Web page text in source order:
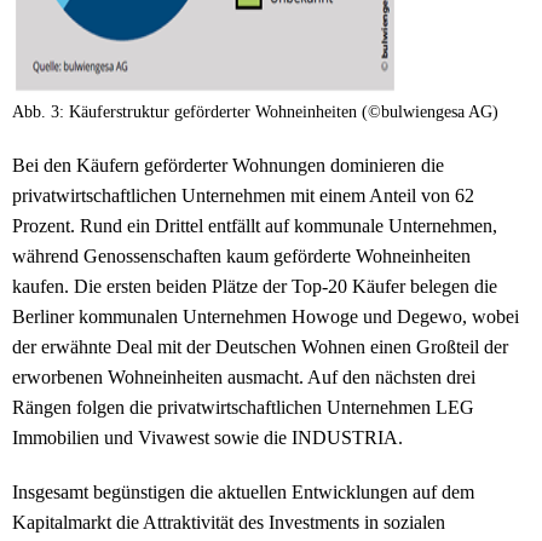
Abb. 3: Käuferstruktur geförderter Wohneinheiten (©bulwiengesa AG)
Bei den Käufern geförderter Wohnungen dominieren die
privatwirtschaftlichen Unternehmen mit einem Anteil von 62
Prozent. Rund ein Drittel entfällt auf kommunale Unternehmen,
während Genossenschaften kaum geförderte Wohneinheiten
kaufen. Die ersten beiden Plätze der Top-20 Käufer belegen die
Berliner kommunalen Unternehmen Howoge und Degewo, wobei
der erwähnte Deal mit der Deutschen Wohnen einen Großteil der
erworbenen Wohneinheiten ausmacht. Auf den nächsten drei
Rängen folgen die privatwirtschaftlichen Unternehmen LEG
Immobilien und Vivawest sowie die INDUSTRIA.
Insgesamt begünstigen die aktuellen Entwicklungen auf dem
Kapitalmarkt die Attraktivität des Investments in sozialen